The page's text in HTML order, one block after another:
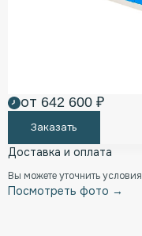
от 642 600 ₽
Заказать
Доставка и оплата
Вы можете уточнить условия
Посмотреть фото →